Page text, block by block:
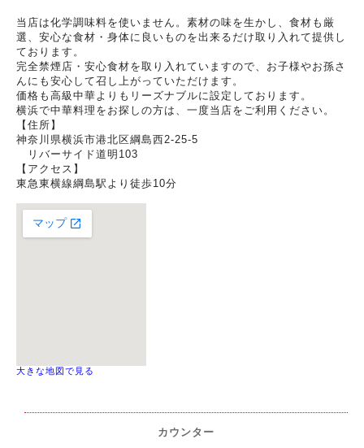
当店は化学調味料を使いません。素材の味を生かし、食材も厳
選、安心な食材・身体に良いものを出来るだけ取り入れて提供し
ております。
完全禁煙店・安心食材を取り入れていますので、お子様やお孫さ
んにも安心して召し上がっていただけます。
価格も高級中華よりもリーズナブルに設定しております。
横浜で中華料理をお探しの方は、一度当店をご利用ください。
【住所】
神奈川県横浜市港北区綱島西2-25-5
リバーサイド道明103
【アクセス】
東急東横線綱島駅より徒歩10分
大きな地図で見る
カウンター